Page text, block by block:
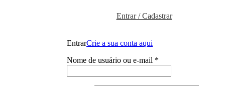
Entrar / Cadastrar
EntrarCrie a sua conta aqui
Nome de usuário ou e-mail *